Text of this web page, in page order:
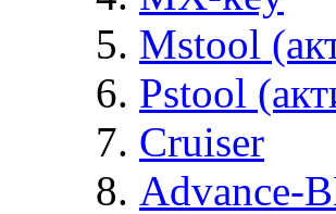
Mstool
Pstool
Cruiser
Advance-